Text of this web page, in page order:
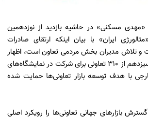
«مهدی مسکنی» در حاشیه بازدید از نوزدهمین
ایران» با بیان اینکه ارتقای صادرات
و تلاش مدیران بخش مردمی تعاون است، اظهار
کرد: در دولت مردمی سیزدهم از ۳۱۰ تعاونی برای شرکت در نمایشگاه‌های
با هدف توسعه بازار تعاونی‌ها حمایت شده
بازار‌های جهانی تعاونی‌ها را رویکرد اصلی